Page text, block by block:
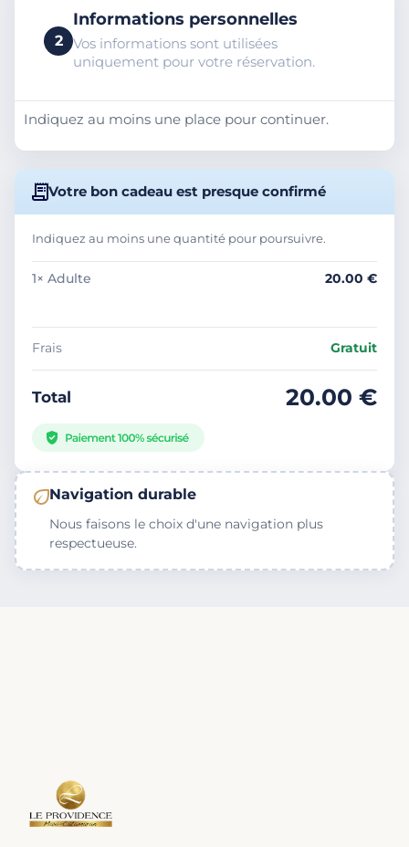
2
Informations personnelles
Vos informations sont utilisées
uniquement pour votre réservation.
Indiquez au moins une place pour continuer.
Votre bon cadeau est presque confirmé
Indiquez au moins une quantité pour poursuivre.
—
1× Adulte 20.00 €
Frais Gratuit
Total 20.00 €
Navigation durable
Nous faisons le choix d'une navigation plus
respectueuse.